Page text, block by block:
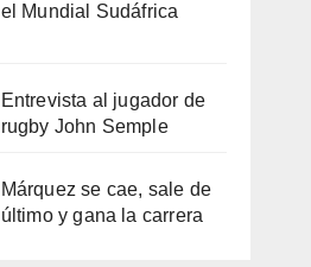
el Mundial Sudáfrica
Entrevista al jugador de
rugby John Semple
Márquez se cae, sale de
último y gana la carrera